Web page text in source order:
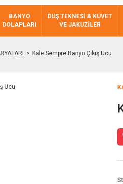
BANYO
DOLAPLARI
DUŞ TEKNESİ & KÜVET
VE JAKUZİLER
Kale Sempre Banyo Çıkış Ucu